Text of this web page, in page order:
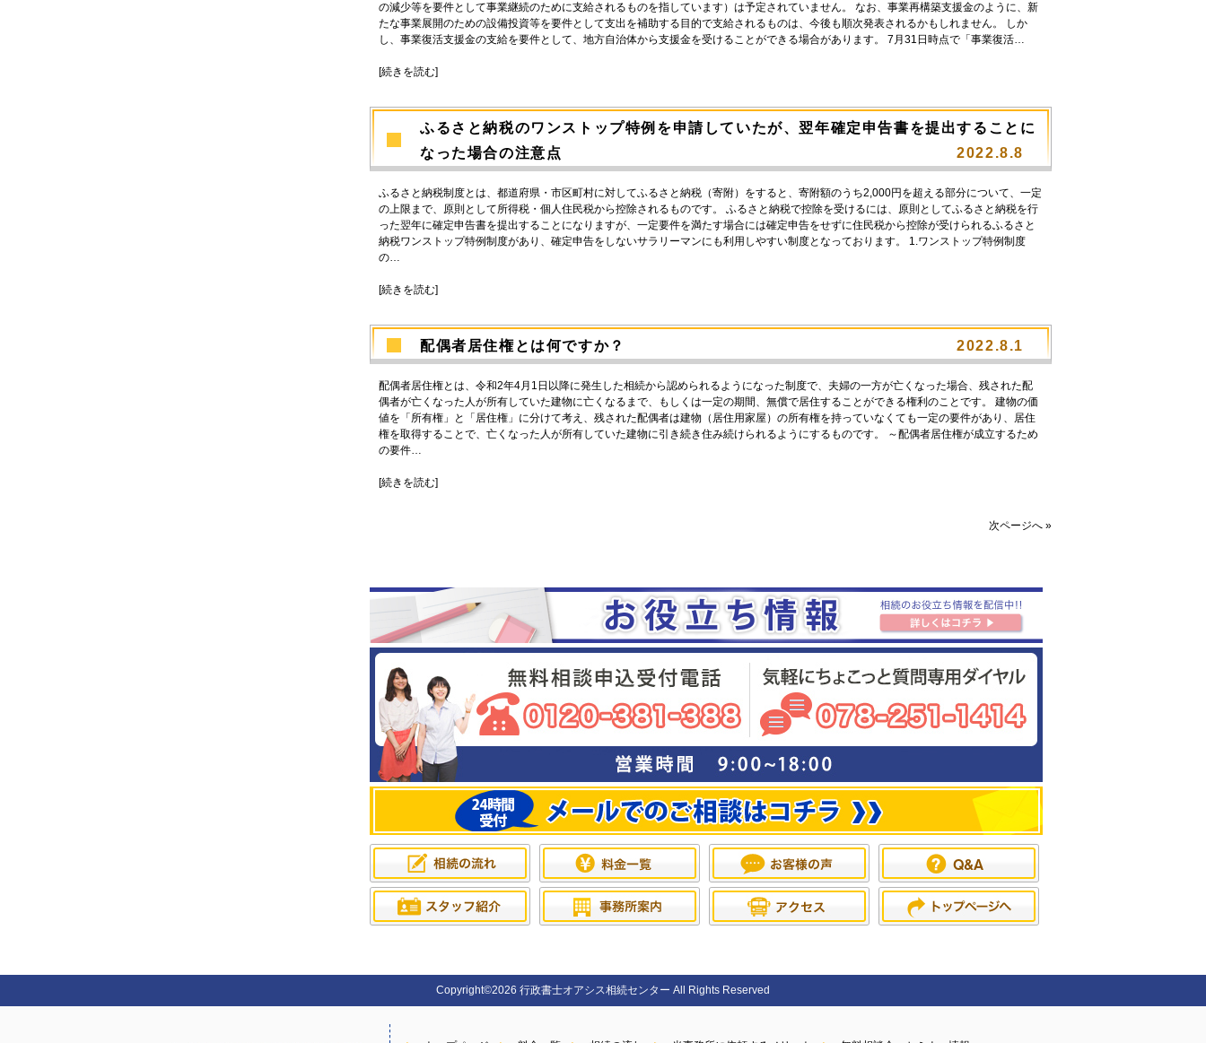
の減少等を要件として事業継続のために支給されるものを指しています）は予定されていません。 なお、事業再構築支援金のように、新
たな事業展開のための設備投資等を要件として支出を補助する目的で支給されるものは、今後も順次発表されるかもしれません。 しか
し、事業復活支援金の支給を要件として、地方自治体から支援金を受けることができる場合があります。 7月31日時点で「事業復活…
[続きを読む]
ふるさと納税のワンストップ特例を申請していたが、翌年確定申告書を提出することに
なった場合の注意点
2022.8.8
ふるさと納税制度とは、都道府県・市区町村に対してふるさと納税（寄附）をすると、寄附額のうち2,000円を超える部分について、一定
の上限まで、原則として所得税・個人住民税から控除されるものです。 ふるさと納税で控除を受けるには、原則としてふるさと納税を行
った翌年に確定申告書を提出することになりますが、一定要件を満たす場合には確定申告をせずに住民税から控除が受けられるふるさと
納税ワンストップ特例制度があり、確定申告をしないサラリーマンにも利用しやすい制度となっております。 1.ワンストップ特例制度
の…
[続きを読む]
配偶者居住権とは何ですか？ 2022.8.1
配偶者居住権とは、令和2年4月1日以降に発生した相続から認められるようになった制度で、夫婦の一方が亡くなった場合、残された配
偶者が亡くなった人が所有していた建物に亡くなるまで、もしくは一定の期間、無償で居住することができる権利のことです。 建物の価
値を「所有権」と「居住権」に分けて考え、残された配偶者は建物（居住用家屋）の所有権を持っていなくても一定の要件があり、居住
権を取得することで、亡くなった人が所有していた建物に引き続き住み続けられるようにするものです。 ～配偶者居住権が成立するため
の要件…
[続きを読む]
次ページへ »
Copyright©2026 行政書士オアシス相続センター All Rights Reserved